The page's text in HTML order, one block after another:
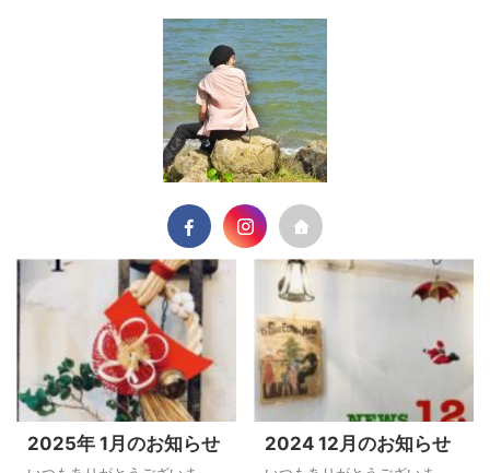
2025年 1月のお知らせ 2024 12月のお知らせ